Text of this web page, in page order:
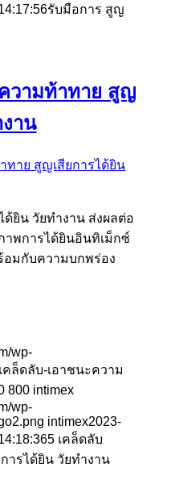
รับมือการ สูญ
วามท้าทาย สูญ
าน
ด้ยิน วัยทำงาน ส่งผลต่อ
พการได้ยินอินทิเม็กซ์
อมกับความบกพร่อง
wp-
คล็ดลับ-เอาชนะความ
800 intimex
wp-
intimex2023-
5 เคล็ดลับ
ารได้ยิน วัยทำงาน